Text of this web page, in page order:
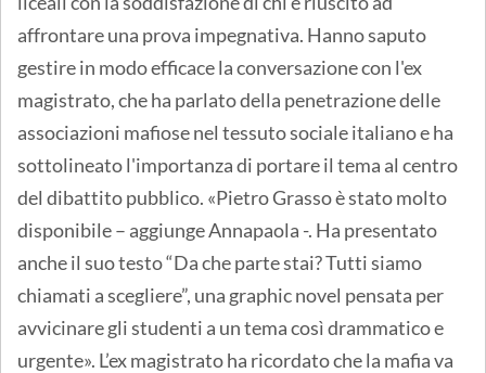
affrontare una prova impegnativa. Hanno saputo
gestire in modo efficace la conversazione con l'ex
magistrato, che ha parlato della penetrazione delle
associazioni mafiose nel tessuto sociale italiano e ha
sottolineato l'importanza di portare il tema al centro
del dibattito pubblico. «Pietro Grasso è stato molto
disponibile – aggiunge Annapaola -. Ha presentato
anche il suo testo “Da che parte stai? Tutti siamo
chiamati a scegliere”, una graphic novel pensata per
avvicinare gli studenti a un tema così drammatico e
urgente». L’ex magistrato ha ricordato che la mafia va